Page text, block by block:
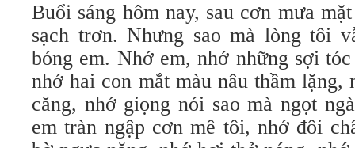
Buổi sáng hôm nay, sau cơn mưa
sạch trơn. Nhưng sao mà lòng tôi
bóng em. Nhớ em, nhớ những sợi
nhớ hai con mắt màu nâu thầm lặng,
căng, nhớ giọng nói sao mà ngọt
em tràn ngập cơn mê tôi, nhớ đôi